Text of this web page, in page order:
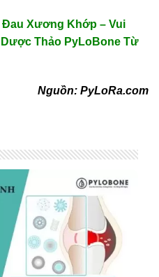
Đau Xương Khớp – Vui
Thảo PyLoBone Từ
Nguồn: PyLoRa.com